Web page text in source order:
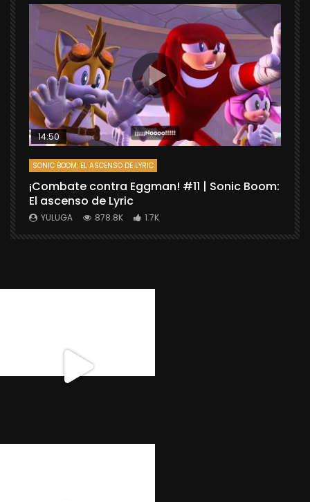
14:50
SONIC BOOM: EL ASCENSO DE LYRIC
¡Combate contra Eggman! #11 | Sonic Boom:
El ascenso de Lyric
YULUGA 878.8K 1.7K